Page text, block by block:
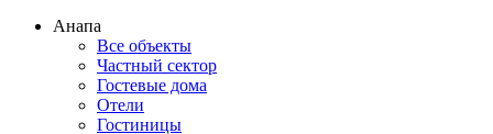
Анапа
Все объекты
Частный сектор
Гостевые дома
Отели
Гостиницы